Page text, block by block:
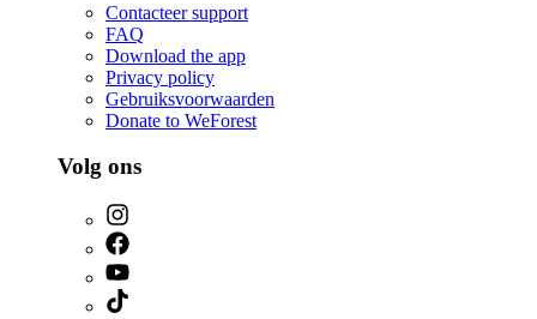
Contacteer support
FAQ
Download the app
Privacy policy
Gebruiksvoorwaarden
Donate to WeForest
Volg ons